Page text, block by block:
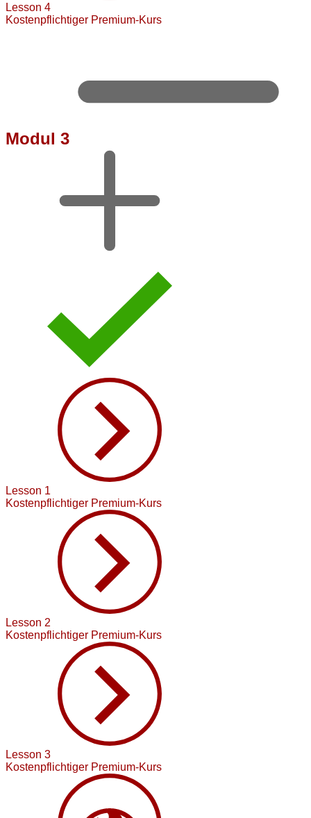
Lesson 4
Kostenpflichtiger Premium-Kurs
Modul 3
Lesson 1
Kostenpflichtiger Premium-Kurs
Lesson 2
Kostenpflichtiger Premium-Kurs
Lesson 3
Kostenpflichtiger Premium-Kurs